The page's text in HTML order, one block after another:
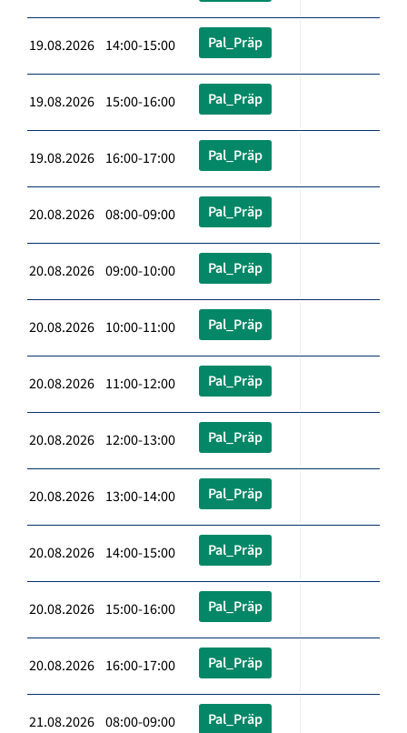
19.08.2026 14:00-15:00 Pal_Präp
19.08.2026 15:00-16:00 Pal_Präp
19.08.2026 16:00-17:00 Pal_Präp
20.08.2026 08:00-09:00 Pal_Präp
20.08.2026 09:00-10:00 Pal_Präp
20.08.2026 10:00-11:00 Pal_Präp
20.08.2026 11:00-12:00 Pal_Präp
20.08.2026 12:00-13:00 Pal_Präp
20.08.2026 13:00-14:00 Pal_Präp
20.08.2026 14:00-15:00 Pal_Präp
20.08.2026 15:00-16:00 Pal_Präp
20.08.2026 16:00-17:00 Pal_Präp
21.08.2026 08:00-09:00 Pal_Präp